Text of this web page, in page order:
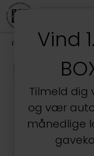
Produkter /Køkken /
Vind
Tilmeld dig
og vær
månedlige